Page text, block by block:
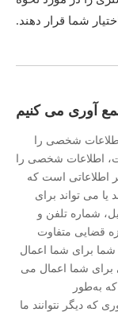
شما قرار دهند.
آوری می کنیم
شخصی را
اطلاعات شخصی را
اطلاعاتی است که
می تواند برای
شماره تلفن و
قضایی متفاوت
برای شما اعمال
شما اعمال می
به‌طور
که دیگر نتوانند ما